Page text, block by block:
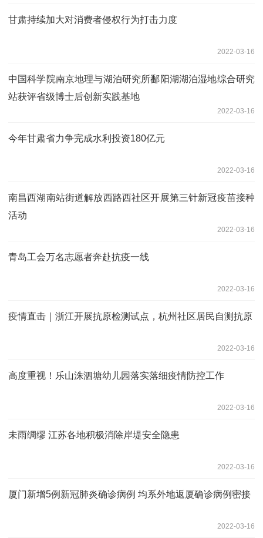
甘肃持续加大对消费者侵权行为打击力度
2022-03-16
中国科学院南京地理与湖泊研究所鄱阳湖湖泊湿地综合研究
站获评省级博士后创新实践基地
2022-03-16
今年甘肃省力争完成水利投资180亿元
2022-03-16
南昌西湖南站街道解放西路西社区开展第三针新冠疫苗接种
活动
2022-03-16
青岛工会万名志愿者奔赴抗疫一线
2022-03-16
疫情直击｜浙江开展抗原检测试点，杭州社区居民自测抗原
2022-03-16
高度重视！乐山洙泗塘幼儿园落实落细疫情防控工作
2022-03-16
未雨绸缪 江苏各地积极消除岸堤安全隐患
2022-03-16
厦门新增5例新冠肺炎确诊病例 均系外地返厦确诊病例密接
2022-03-16